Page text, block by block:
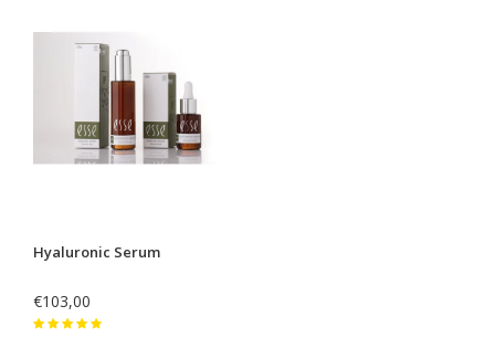
Hyaluronic Serum
€103,00